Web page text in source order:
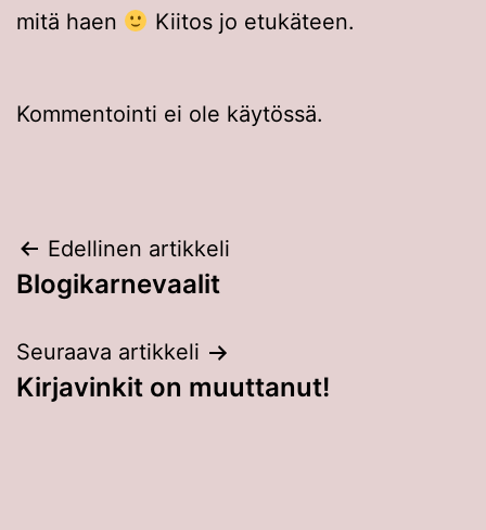
mitä haen
Kiitos jo etukäteen.
Kommentointi ei ole käytössä.
Artikkelien
selaus
Edellinen artikkeli
Blogikarnevaalit
Seuraava artikkeli
Kirjavinkit on muuttanut!